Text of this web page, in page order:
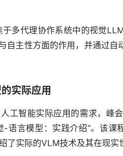
多代理协作系统中的视觉
自主性方面的作用，并通过
实际应用
工智能实际应用的需求，峰
言模型：实践介绍”。该课
实际的VLM技术及其在现实